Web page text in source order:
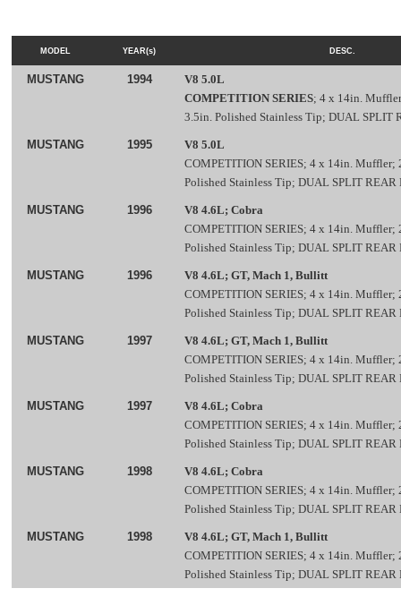
MODEL YEAR(s) DESC.
MUSTANG 1994
V8 5.0L
COMPETITION SERIES; 4 x 14in.
3.5in. Polished Stainless Tip; DUAL SPLIT
MUSTANG 1995
V8 5.0L
COMPETITION SERIES; 4 x 14in. Muffler;
Polished Stainless Tip; DUAL SPLIT REAR
MUSTANG 1996
V8 4.6L; Cobra
COMPETITION SERIES; 4 x 14in. Muffler;
Polished Stainless Tip; DUAL SPLIT REAR
MUSTANG 1996
V8 4.6L; GT, Mach 1, Bullitt
COMPETITION SERIES; 4 x 14in. Muffler;
Polished Stainless Tip; DUAL SPLIT REAR
MUSTANG 1997
V8 4.6L; GT, Mach 1, Bullitt
COMPETITION SERIES; 4 x 14in. Muffler;
Polished Stainless Tip; DUAL SPLIT REAR
MUSTANG 1997
V8 4.6L; Cobra
COMPETITION SERIES; 4 x 14in. Muffler;
Polished Stainless Tip; DUAL SPLIT REAR
MUSTANG 1998
V8 4.6L; Cobra
COMPETITION SERIES; 4 x 14in. Muffler;
Polished Stainless Tip; DUAL SPLIT REAR
MUSTANG 1998
V8 4.6L; GT, Mach 1, Bullitt
COMPETITION SERIES; 4 x 14in. Muffler;
Polished Stainless Tip; DUAL SPLIT REAR